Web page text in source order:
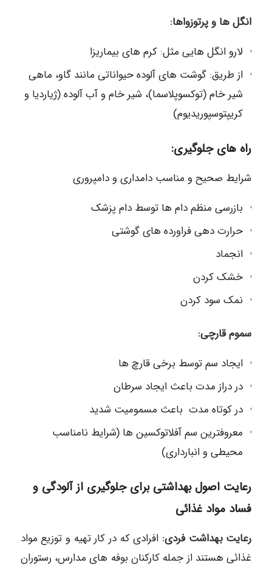
انگل ها و پرتوزواها:
لارو انگل هایی مثل: کرم های بیماریزا
از طریق: گوشت های آلوده حیواناتی مانند گاو، ماهی
شیر خام (توکسوپلاسما)، شیر خام و آب آلوده (ژیاردیا و
کریپتوسپوریدیوم)
راه های جلوگیری:
شرایط صحیح و مناسب دامداری و دامپروری
بازرسی منظم دام ها توسط دام پزشک
حرارت دهی فراورده های گوشتی
انجماد
خشک کردن
نمک سود کردن
سموم قارچی:
ایجاد سم توسط برخی قارچ ها
در دراز مدت باعث ایجاد سرطان
در کوتاه مدت باعث مسمومیت شدید
معروفترین سم آفلاتوکسین ها (شرایط نامناسب
محیطی و انبارداری)
رعایت اصول بهداشتی برای جلوگیری از آلودگی و
فساد مواد غذائی
رعایت بهداشت فردی: افرادی که در کار تهیه و توزیع مواد
غذائی هستند از جمله کارکنان بوفه‌ های مدارس، رستوران